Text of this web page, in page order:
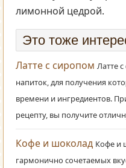
лимонной цедрой.
Это тоже
Латте с сиропом Латте
напиток, для получения
времени и ингредиентов.
рецепту, вы получите
Кофе и шоколад Кофе и
гармонично сочетаемых